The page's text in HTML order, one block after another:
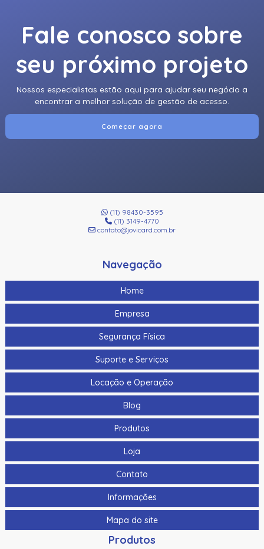
Fale conosco sobre
seu próximo projeto
Nossos especialistas estão aqui para ajudar seu negócio a
encontrar a melhor solução de gestão de acesso.
Começar agora
(11) 98430-3595
(11) 3149-4770
contato@jovicard.com.br
Navegação
Home
Empresa
Segurança Física
Suporte e Serviços
Locação e Operação
Blog
Produtos
Loja
Contato
Informações
Mapa do site
Produtos